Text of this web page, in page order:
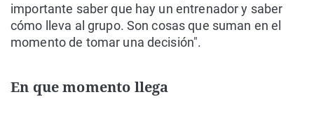
importante saber que hay un entrenador y saber
cómo lleva al grupo. Son cosas que suman en el
momento de tomar una decisión".
En que momento llega